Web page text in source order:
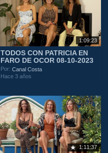
1:09:23
TODOS CON PATRICIA EN
FARO DE OCOR 08-10-2023
Por:Canal Costa
Hace 3 años
1:11:37